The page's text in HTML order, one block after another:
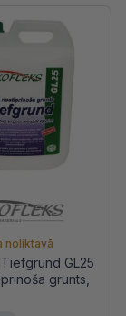
noliktavā
GL25
grunts,